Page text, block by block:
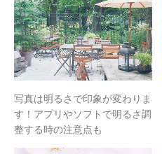
写真は明るさで印象が変わりま
す！アプリやソフトで明るさ調
整する時の注意点も